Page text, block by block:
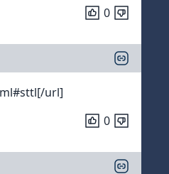
0
url]
0